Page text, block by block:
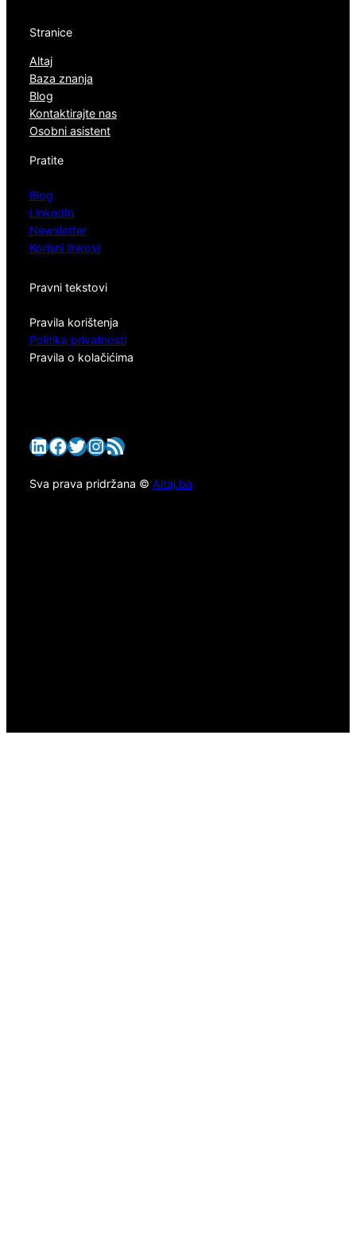
Stranice
Altaj
Baza znanja
Blog
Kontaktirajte nas
Osobni asistent
Pratite
Blog
LinkedIn
Newsletter
Korisni linkovi
Pravni tekstovi
Pravila korištenja
Politika privatnosti
Pravila o kolačićima
LinkedIn
Facebook
Twitter
Instagram
RSS Feed
Sva prava pridržana © Altaj.ba